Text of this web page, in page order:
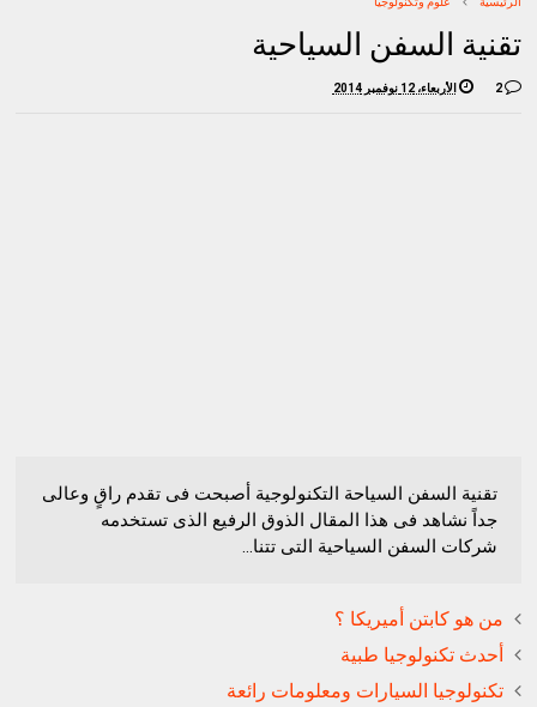
تقنية السفن السياحية
2 الأربعاء، 12 نوفمبر 2014
تقنية السفن السياحة التكنولوجية أصبحت فى تقدم راقٍ وعالى
جداً نشاهد فى هذا المقال الذوق الرفيع الذى تستخدمه
شركات السفن السياحية التى تتنا...
من هو كابتن أميريكا ؟
أحدث تكنولوجيا طبية
تكنولوجيا السيارات ومعلومات رائعة